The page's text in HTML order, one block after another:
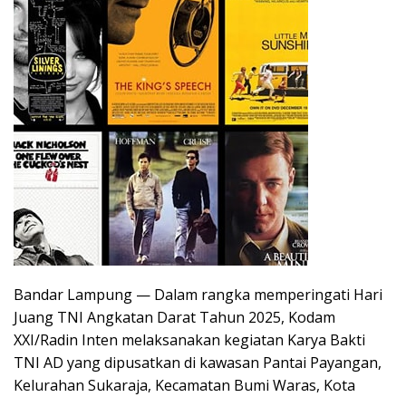
Bandar Lampung — Dalam rangka memperingati Hari
Juang TNI Angkatan Darat Tahun 2025, Kodam
XXI/Radin Inten melaksanakan kegiatan Karya Bakti
TNI AD yang dipusatkan di kawasan Pantai Payangan,
Kelurahan Sukaraja, Kecamatan Bumi Waras, Kota